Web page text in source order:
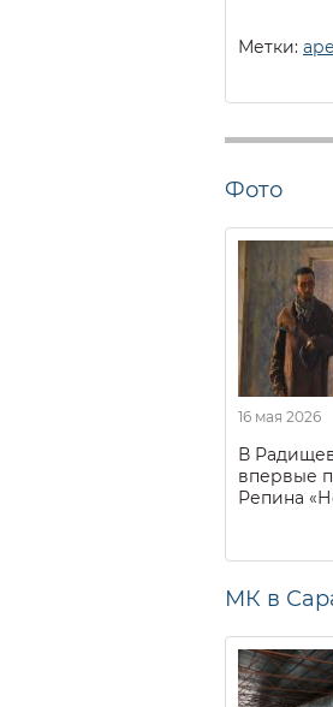
Метки:
Фото
16 мая 2026
В
впервые
Репина
МК в